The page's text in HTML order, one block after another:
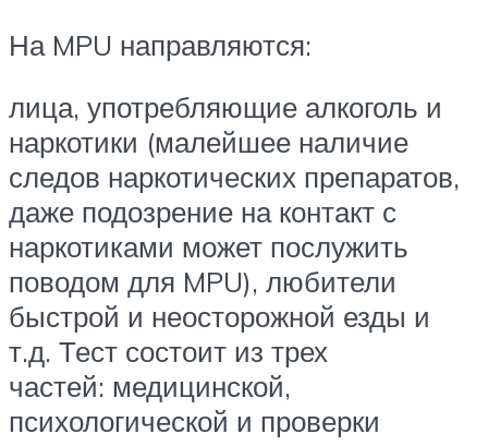
На MPU направляются:
лица, употребляющие алкоголь и
наркотики (малейшее наличие
следов наркотических препаратов,
даже подозрение на контакт с
наркотиками может послужить
поводом для MPU), любители
быстрой и неосторожной езды и
т.д. Тест состоит из трех
частей: медицинской,
психологической и проверки